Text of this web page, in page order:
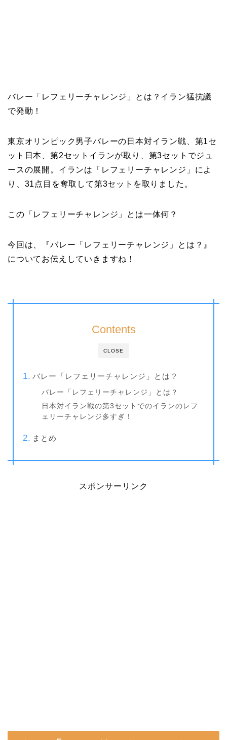
バレー「レフェリーチャレンジ」とは？イラン猛抗議
で発動！
東京オリンピック男子バレーの日本対イラン戦、第1セ
ット日本、第2セットイランが取り、第3セットでジュ
ースの展開。イランは「レフェリーチャレンジ」によ
り、31点目を奪取して第3セットを取りました。
この「レフェリーチャレンジ」とは一体何？
今回は、『バレー「レフェリーチャレンジ」とは？』
についてお伝えしていきますね！
CLOSE
Contents
バレー「レフェリーチャレンジ」とは？
バレー「レフェリーチャレンジ」とは？
日本対イラン戦の第3セットでのイランのレフ
ェリーチャレンジ多すぎ！
まとめ
スポンサーリンク